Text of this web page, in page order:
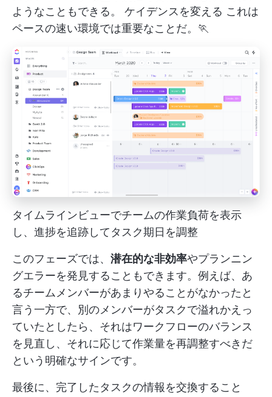
ようなこともできる。 ケイデンスを変える これは
ペースの速い環境では重要なことだ。🏃
タイムラインビューでチームの作業負荷を表示
し、進捗を追跡してタスク期日を調整
このフェーズでは、 潜在的な非効率やプランニン
グエラーを発見することもできます。例えば、あ
るチームメンバーがあまりやることがなかったと
言う一方で、別のメンバーがタスクで溢れかえっ
ていたとしたら、それはワークフローのバランス
を見直し、それに応じて作業量を再調整すべきだ
という明確なサインです。
最後に、完了したタスクの情報を交換すること